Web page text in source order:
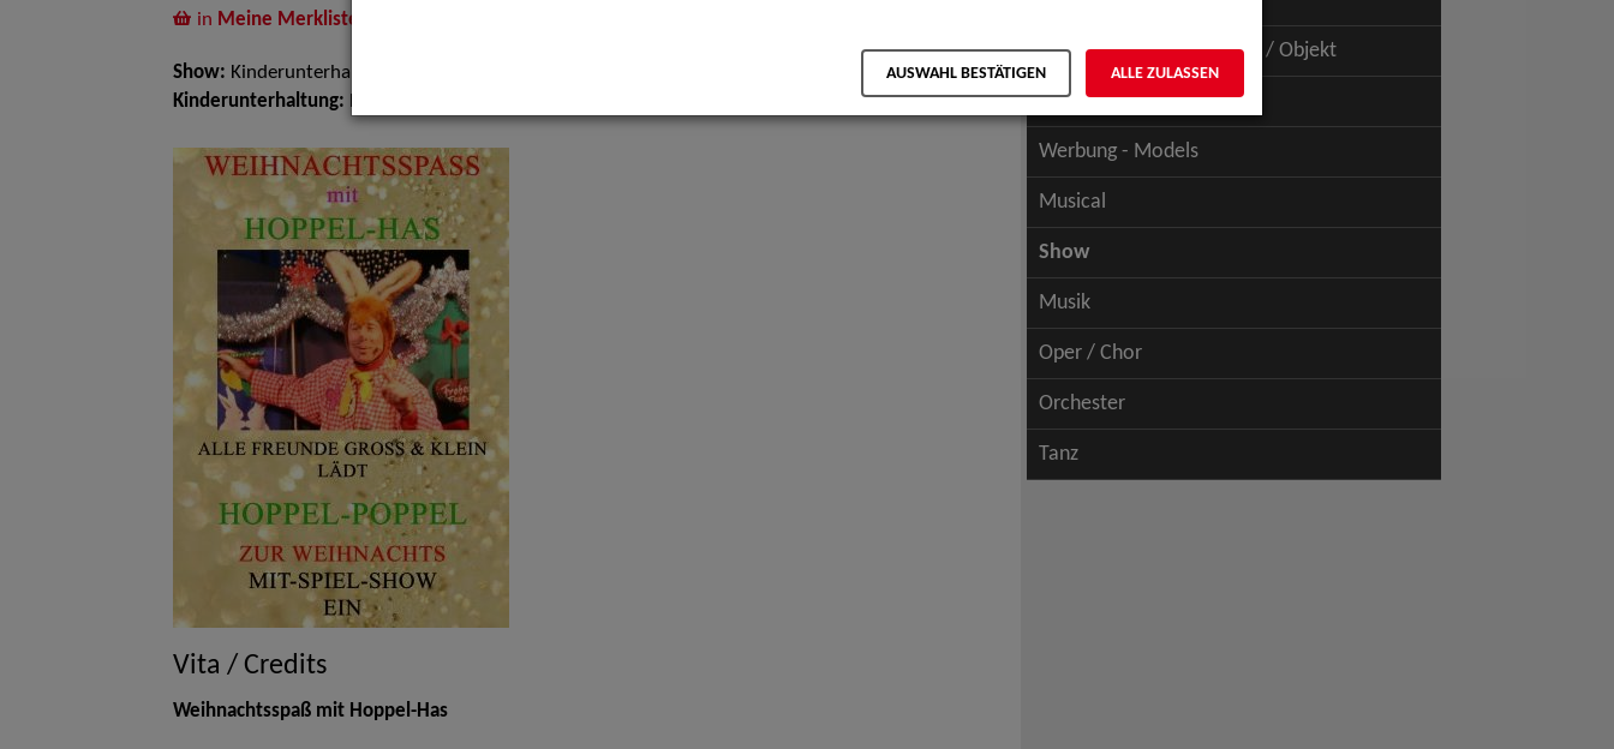
in Meine Merkliste
Show: Kinderunterhaltung
Kinderunterhaltung:
Vita / Credits
Weihnachtsspaß mit Hoppel-Has
Schauspiel - Figur / Puppe / Objekt
Werbung - Talents
Werbung - Models
Musical
Show
Musik
Oper / Chor
Orchester
Tanz
AUSWAHL BESTÄTIGEN ALLE ZULASSEN